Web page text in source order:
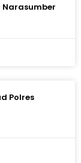
Polres